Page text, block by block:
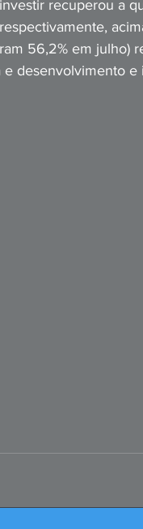
recuperou a
56,2% em julho)
desenvolvimento